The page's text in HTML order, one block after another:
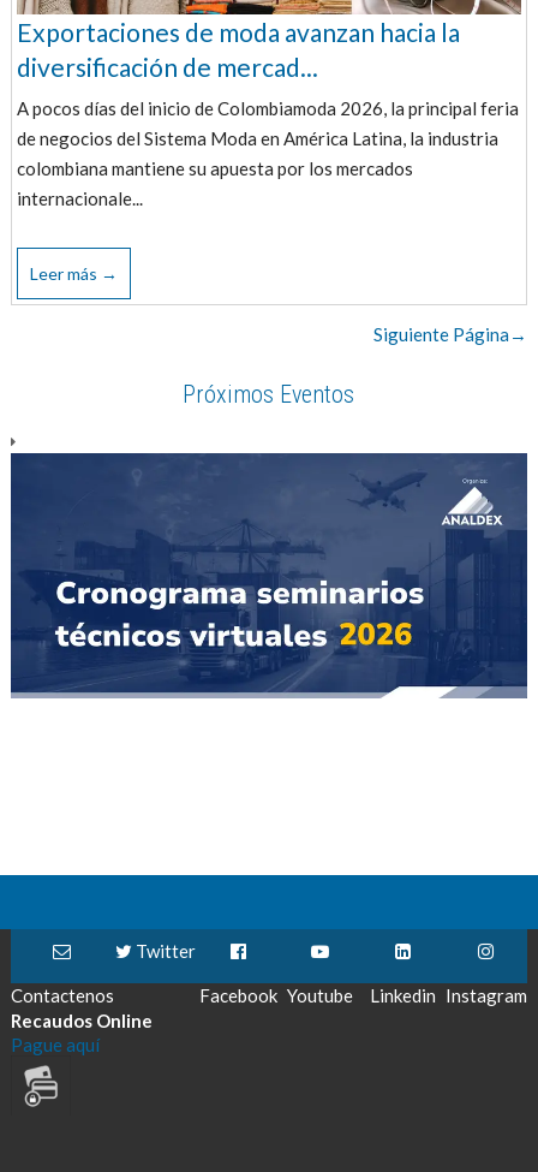
Exportaciones de moda avanzan hacia la
diversificación de mercad...
A pocos días del inicio de Colombiamoda 2026, la principal feria
de negocios del Sistema Moda en América Latina, la industria
colombiana mantiene su apuesta por los mercados
internacionale...
Leer más →
Siguiente Página→
Próximos Eventos
Contactenos
Twitter
Facebook Youtube Linkedin Instagram
Recaudos Online
Pague aquí